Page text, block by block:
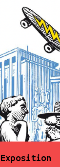
Exposition